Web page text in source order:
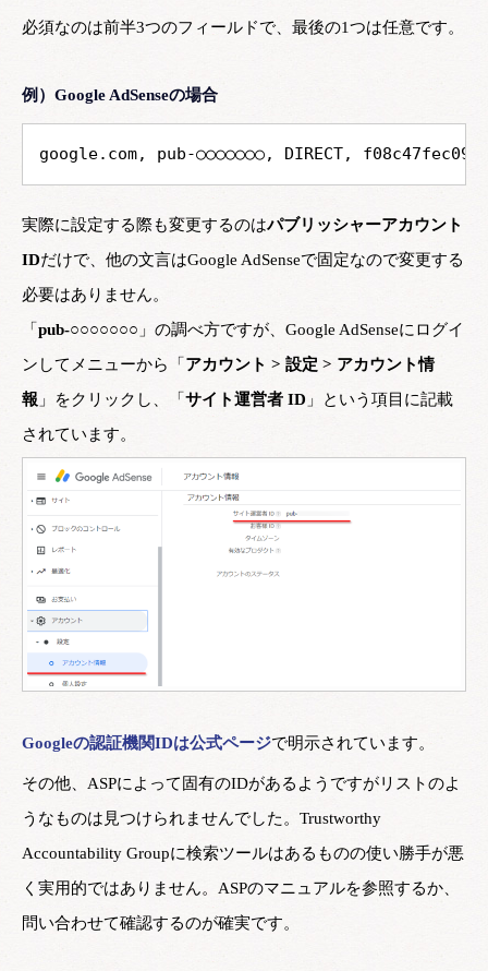
必須なのは前半3つのフィールドで、最後の1つは任意です。
例）Google AdSenseの場合
google.com, pub-○○○○○○○, DIRECT,
実際に設定する際も変更するのはパブリッシャーアカウント
IDだけで、他の文言はGoogle AdSenseで固定なので変更する
必要はありません。
「 pub-○○○○○○○ 」の調べ方ですが、Google AdSenseにログイ
ンしてメニューから「 アカウント > 設定 > アカウント情
報 」をクリックし、「 サイト運営者 ID 」という項目に記載
されています。
Googleの認証機関IDは公式ページで明示されています。
その他、ASPによって固有のIDがあるようですがリストのよ
うなものは見つけられませんでした。Trustworthy
Accountability Groupに検索ツールはあるものの使い勝手が悪
く実用的ではありません。ASPのマニュアルを参照するか、
問い合わせて確認するのが確実です。